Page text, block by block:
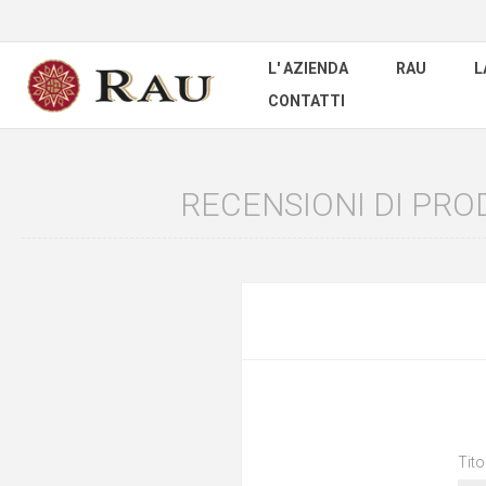
L' AZIENDA RAU
CONTATTI
RECENSIONI DI